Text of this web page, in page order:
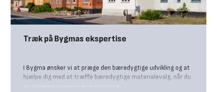
Træk på Bygmas ekspertise
I Bygma ønsker vi at præge den bæredygtige udvikling og at
hjælpe dig med at træffe bæredygtige materialevalg, når du
vil forbedre boligens energiforbrug.